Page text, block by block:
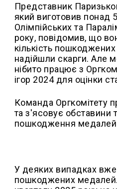
Представник
який виготовив понад
Олімпійських та
року, повідомив, що
кількість
надійшли скарги. Але
нібито працює з
ігор 2024 для оцінки
Команда Оргкомітету
та з'ясовує обставини
пошкодження медалей
У деяких випадках вже
пошкоджених